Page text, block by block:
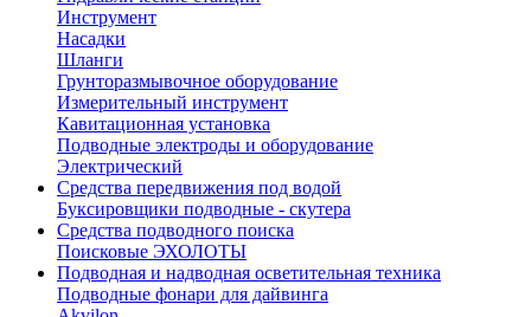
Инструмент
Насадки
Шланги
Грунторазмывочное оборудование
Измерительный инструмент
Кавитационная установка
Подводные электроды и оборудование
Электрический
Средства передвижения под водой
Буксировщики подводные - скутера
Средства подводного поиска
Поисковые ЭХОЛОТЫ
Подводная и надводная осветительная техника
Подводные фонари для дайвинга